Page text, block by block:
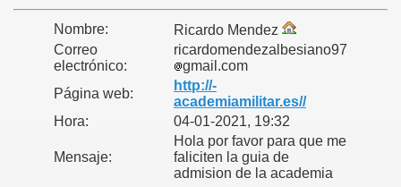
Nombre:
Ricardo Mendez
Correo
electrónico:
ricardomendezalbesiano97
gmail.com
Página web:
http://-
academiamilitar.es//
Hora:
04-01-2021, 19:32
Mensaje:
Hola por favor para que me
faliciten la guia de
admision de la academia
del Psicologo?
a la fase final?